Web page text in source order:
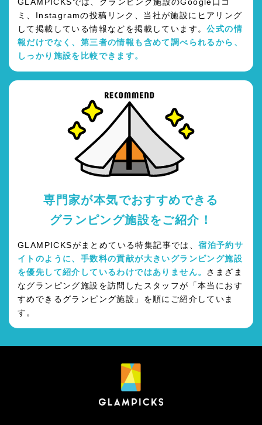
ミ、Instagramの投稿リンク、当社が施設にヒアリング
して掲載している情報などを掲載しています。公式の情
報だけでなく、第三者の情報も含めて調べられるから、
しっかり施設を比較できます。
専門家が本気でおすすめできる
グランピング施設をご紹介！
GLAMPICKSがまとめている特集記事では、宿泊予約サ
イトのように、手数料の貢献が大きいグランピング施設
を優先して紹介しているわけではありません。 さまざま
なグランピング施設を訪問したスタッフが「本当におす
すめできるグランピング施設」を順にご紹介していま
す。